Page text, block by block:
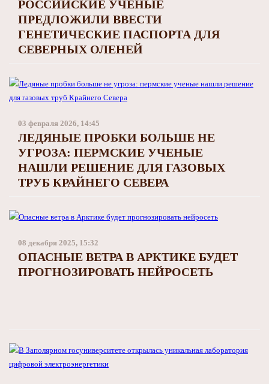
РОССИЙСКИЕ УЧЕНЫЕ
ПРЕДЛОЖИЛИ ВВЕСТИ
ГЕНЕТИЧЕСКИЕ ПАСПОРТА ДЛЯ
СЕВЕРНЫХ ОЛЕНЕЙ
03 февраля 2026, 14:45
ЛЕДЯНЫЕ ПРОБКИ БОЛЬШЕ НЕ
УГРОЗА: ПЕРМСКИЕ УЧЕНЫЕ
НАШЛИ РЕШЕНИЕ ДЛЯ ГАЗОВЫХ
ТРУБ КРАЙНЕГО СЕВЕРА
08 декабря 2025, 15:32
ОПАСНЫЕ ВЕТРА В АРКТИКЕ БУДЕТ
ПРОГНОЗИРОВАТЬ НЕЙРОСЕТЬ